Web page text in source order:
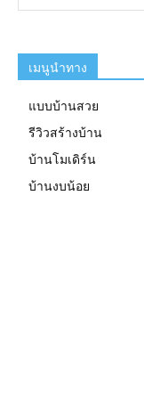
เมนูนำทาง
แบบบ้านสวย
รีวิวสร้างบ้าน
บ้านโมเดิร์น
บ้านงบน้อย